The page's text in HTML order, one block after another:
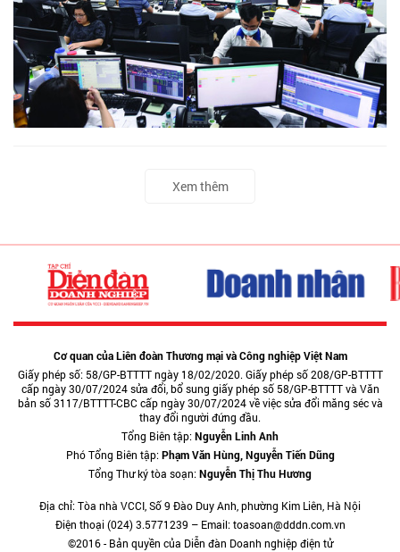
Xem thêm
Cơ quan của Liên đoàn Thương mại và Công nghiệp Việt Nam
Giấy phép số: 58/GP-BTTTT ngày 18/02/2020. Giấy phép số 208/GP-BTTTT
cấp ngày 30/07/2024 sửa đổi, bổ sung giấy phép số 58/GP-BTTTT và Văn
bản số 3117/BTTTT-CBC cấp ngày 30/07/2024 về việc sửa đổi măng séc và
thay đổi người đứng đầu.
Tổng Biên tập:Nguyễn Linh Anh
Phó Tổng Biên tập:Phạm Văn Hùng, Nguyễn Tiến Dũng
Tổng Thư ký tòa soạn:Nguyễn Thị Thu Hương
Địa chỉ: Tòa nhà VCCI, Số 9 Đào Duy Anh, phường Kim Liên, Hà Nội
Điện thoại (024) 3.5771239 – Email: toasoan@dddn.com.vn
©2016 - Bản quyền của Diễn đàn Doanh nghiệp điện tử